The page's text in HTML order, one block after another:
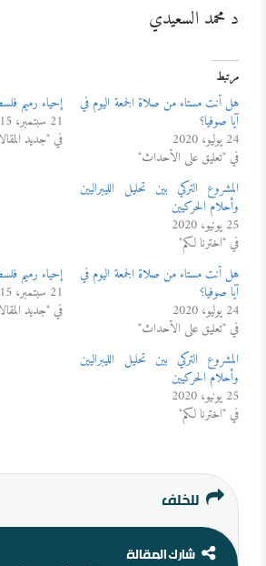
د محمد السعيدي
مرتبط
هل أنت مستاء من صلاة الجمعة اليوم في
آيا صوفيا؟
24 يوليو، 2020
في "تعليق على الأحداث"
إحياء رميم
21 سبتمبر، 2015
في "جديد
المشروع التركي بين تحليل الليبراليين
وأحلام الحركيين
25 يونيو، 2020
في "اخترنا لكم"
هل أنت مستاء من صلاة الجمعة اليوم في
آيا صوفيا؟
24 يوليو، 2020
في "تعليق على الأحداث"
إحياء رميم
21 سبتمبر، 2015
في "جديد
المشروع التركي بين تحليل الليبراليين
وأحلام الحركيين
25 يونيو، 2020
في "اخترنا لكم"
للخلف
شارك المقالة